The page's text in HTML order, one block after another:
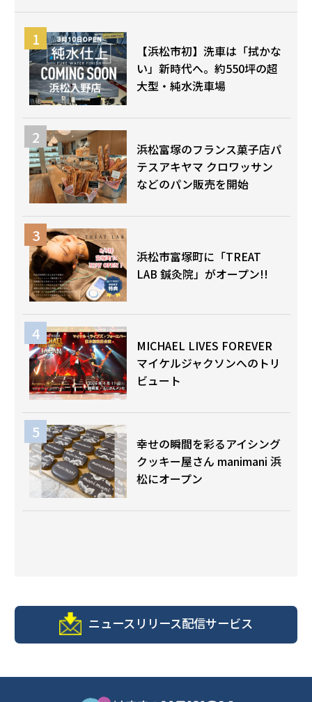
【浜松市初】洗車は「拭かな
い」新時代へ。約550坪の超
大型・純水洗車場
浜松富塚のフランス菓子店パ
テスアキヤマ クロワッサン
などのパン販売を開始
浜松市富塚町に「TREAT
LAB 鍼灸院」がオープン!!
MICHAEL LIVES FOREVER
マイケルジャクソンへのトリ
ビュート
幸せの瞬間を彩るアイシング
クッキー屋さん manimani 浜
松にオープン
ニュースリリース配信サービス